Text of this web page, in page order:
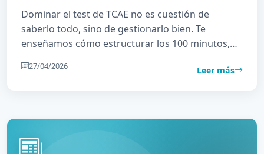
Dominar el test de TCAE no es cuestión de
saberlo todo, sino de gestionarlo bien. Te
enseñamos cómo estructurar los 100 minutos,
dudas.
27/04/2026 Leer más